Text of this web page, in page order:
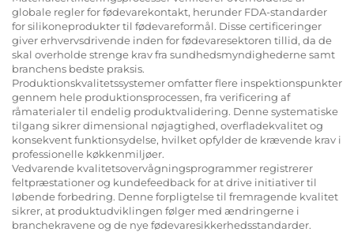
globale regler for fødevarekontakt, herunder FDA-standarder
for silikoneprodukter til fødevareformål. Disse certificeringer
giver erhvervsdrivende inden for fødevaresektoren tillid, da de
skal overholde strenge krav fra sundhedsmyndighederne samt
branchens bedste praksis.
Produktionskvalitetssystemer omfatter flere inspektionspunkter
gennem hele produktionsprocessen, fra verificering af
råmaterialer til endelig produktvalidering. Denne systematiske
tilgang sikrer dimensional nøjagtighed, overfladekvalitet og
konsekvent funktionsydelse, hvilket opfylder de krævende krav i
professionelle køkkenmiljøer.
Vedvarende kvalitetsovervågningsprogrammer registrerer
feltpræstationer og kundefeedback for at drive initiativer til
løbende forbedring. Denne forpligtelse til fremragende kvalitet
sikrer, at produktudviklingen følger med ændringerne i
branchekravene og de nye fødevaresikkerhedsstandarder.